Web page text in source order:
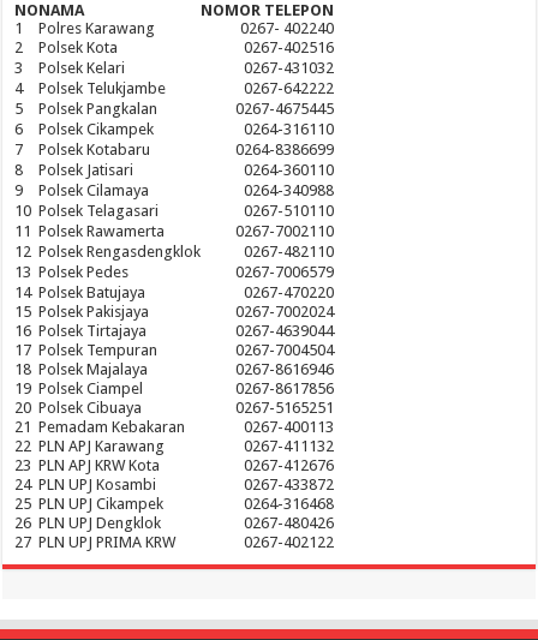
NONAMA
NOMOR TELEPON
1
Polres Karawang
0267- 402240
2
Polsek Kota
0267-402516
3
Polsek Kelari
0267-431032
4
Polsek Telukjambe
0267-642222
5
Polsek Pangkalan
0267-4675445
6
Polsek Cikampek
0264-316110
7
Polsek Kotabaru
0264-8386699
8
Polsek Jatisari
0264-360110
9
Polsek Cilamaya
0264-340988
10 Polsek Telagasari
0267-510110
11 Polsek Rawamerta
0267-7002110
12 Polsek Rengasdengklok
0267-482110
13 Polsek Pedes
0267-7006579
14 Polsek Batujaya
0267-470220
15 Polsek Pakisjaya
0267-7002024
16 Polsek Tirtajaya
0267-4639044
17 Polsek Tempuran
0267-7004504
18 Polsek Majalaya
0267-8616946
19 Polsek Ciampel
0267-8617856
20 Polsek Cibuaya
0267-5165251
21 Pemadam Kebakaran
0267-400113
22 PLN APJ Karawang
0267-411132
23 PLN APJ KRW Kota
0267-412676
24 PLN UPJ Kosambi
0267-433872
25 PLN UPJ Cikampek
0264-316468
26 PLN UPJ Dengklok
0267-480426
27 PLN UPJ PRIMA KRW 0267-402122